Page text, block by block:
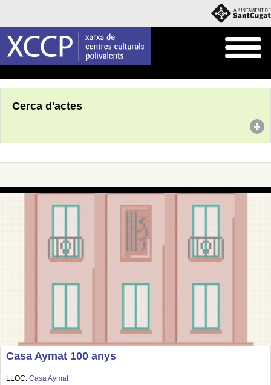
Cerca d'actes
Casa Aymat 100 anys
LLOC: Casa Aymat